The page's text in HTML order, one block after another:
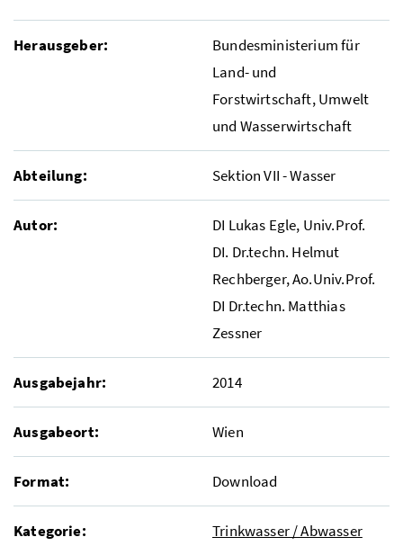
Herausgeber:
Bundesministerium für
Land- und
Forstwirtschaft, Umwelt
und Wasserwirtschaft
Abteilung: Sektion VII - Wasser
Autor: DI Lukas Egle, Univ.Prof.
DI. Dr.techn. Helmut
Rechberger,Ao.Univ.Prof.
DI Dr.techn. Matthias
Zessner
Ausgabejahr: 2014
Ausgabeort: Wien
Format: Download
Kategorie:
Trinkwasser / Abwasser